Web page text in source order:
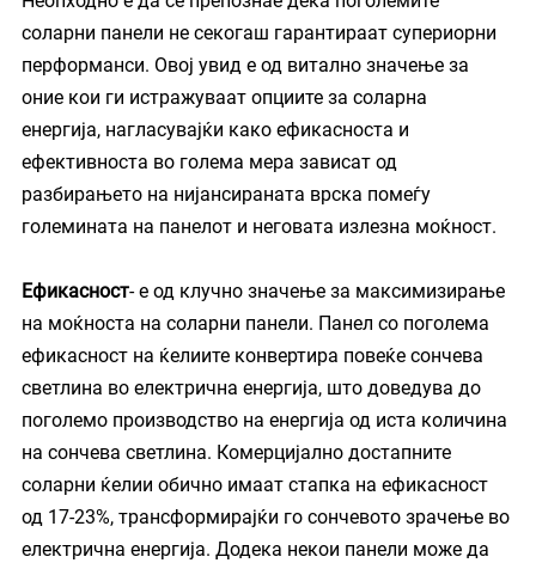
соларни панели не секогаш гарантираат супериорни
перформанси. Овој увид е од витално значење за
оние кои ги истражуваат опциите за соларна
енергија, нагласувајќи како ефикасноста и
ефективноста во голема мера зависат од
разбирањето на нијансираната врска помеѓу
големината на панелот и неговата излезна моќност.
Ефикасност- е од клучно значење за максимизирање
на моќноста на соларни панели. Панел со поголема
ефикасност на ќелиите конвертира повеќе сончева
светлина во електрична енергија, што доведува до
поголемо производство на енергија од иста количина
на сончева светлина. Комерцијално достапните
соларни ќелии обично имаат стапка на ефикасност
од 17-23%, трансформирајќи го сончевото зрачење во
електрична енергија. Додека некои панели може да